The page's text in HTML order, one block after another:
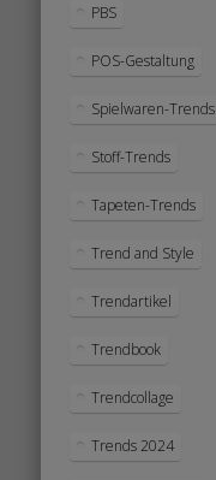
PBS
POS-Gestaltung
Spielwaren-Trends
Stoff-Trends
Tapeten-Trends
Trend and Style
Trendartikel
Trendbook
Trendcollage
Trends 2024